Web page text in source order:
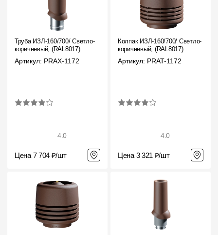
Труба ИЗЛ-160/700/ Светло-
коричневый, (RAL8017)
Артикул: PRAX-1172
4.0
Цена 7 704 ₽/шт
Колпак ИЗЛ-160/700/ Светло-
коричневый, (RAL8017)
Артикул: PRAT-1172
4.0
Цена 3 321 ₽/шт